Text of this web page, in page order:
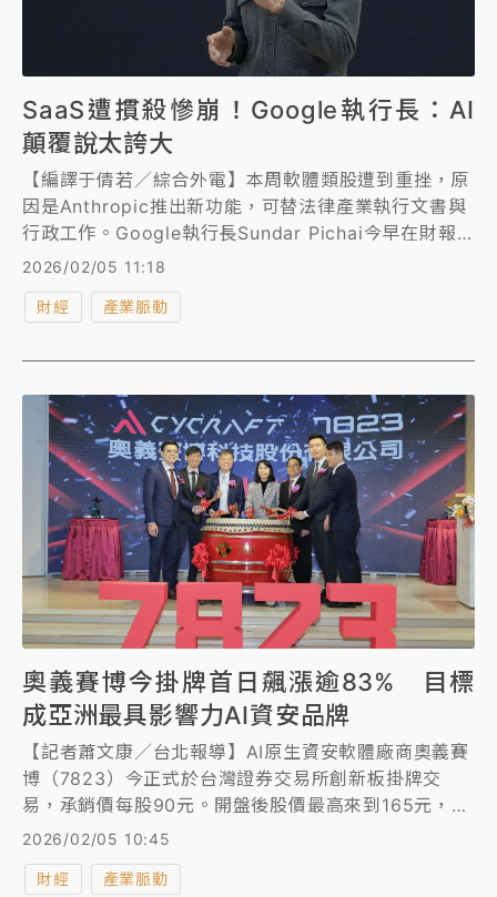
SaaS遭摜殺慘崩！Google執行長：AI
顛覆說太誇大
【編譯于倩若／綜合外電】本周軟體類股遭到重挫，原
因是Anthropic推出新功能，可替法律產業執行文書與
行政工作。Google執行長Sundar Pichai今早在財報
法說會上對此事表達看法，他認為SaaS（Software
了。
2026/02/05 11:18
財經 產業脈動
奧義賽博今掛牌首日飆漲逾83% 目標
成亞洲最具影響力AI資安品牌
【記者蕭文康／台北報導】AI原生資安軟體廠商奧義賽
博（7823）今正式於台灣證券交易所創新板掛牌交
易，承銷價每股90元。開盤後股價最高來到165元，飆
漲83.3%。奧義賽博是台灣資本市場首家具備國際級自
主研發能力、可大規模輸出的AI資安軟體原廠，重新定
義台灣在全球資安供應鏈中的角色。
2026/02/05 10:45
財經 產業脈動